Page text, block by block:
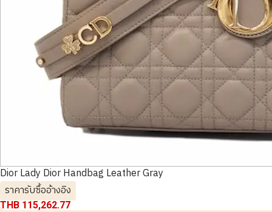
Dior Lady Dior Handbag Leather Gray
ราคารับซื้ออ้างอิง
THB 115,262.77